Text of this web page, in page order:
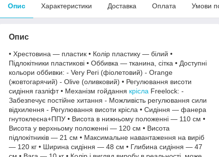
Опис Характеристики Доставка Оплата Умови
Опис
• Хрестовина — пластик • Колір пластику — білий •
Підлокітники пластикові • Оббивка — тканина, сітка • Доступні
кольори оббивки: - Very Peri (фіолетовий) - Orange
(жовтогарячий) - Olive (оливковий) • Регулювання висоти
сидіння газліфт • Механізм гойдання крісла Freelock: -
Забезпечує постійне хитання - Можливість регулювання сили
відхилення - Регулювання висоти крісла • Сидіння — фанера
гнутоклеєна+ППУ • Висота в нижньому положенні — 110 см •
Висота у верхньому положенні — 120 см • Висота
підлокітників — 21 см • Максимальне навантаження на виріб
— 120 кг • Ширина сидіння — 48 см • Глибина сидіння — 47